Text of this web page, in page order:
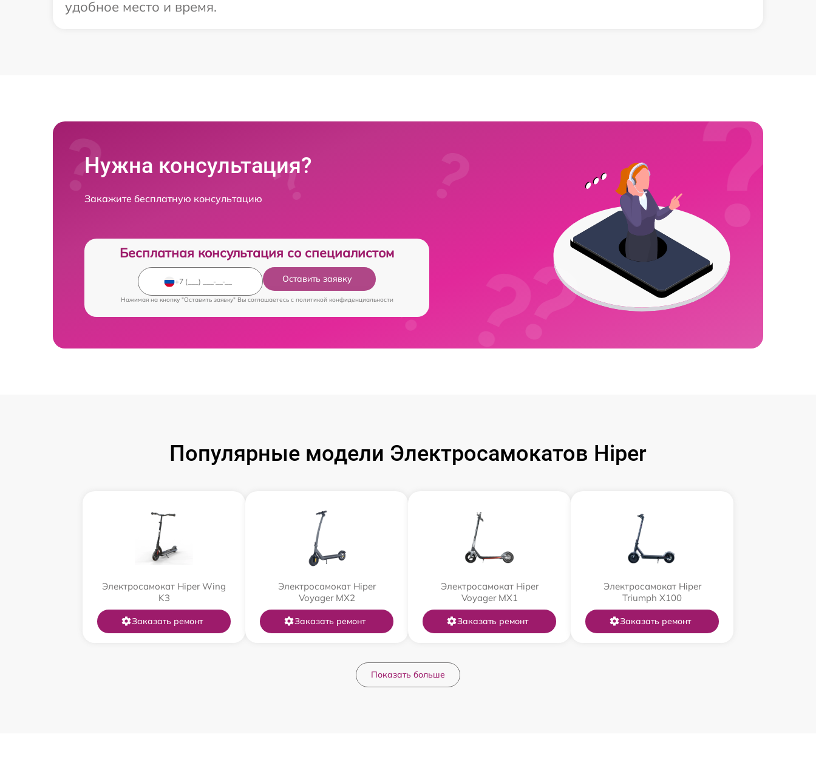
удобное место и время.
Нужна консультация?
Закажите бесплатную консультацию
Бесплатная консультация со специалистом
Оставить заявку
Нажимая на кнопку "Оставить заявку" Вы соглашаетесь c политикой конфиденциальности
Популярные модели Электросамокатов Hiper
Электросамокат Hiper Wing
K3
Заказать ремонт
Электросамокат Hiper
Voyager MX2
Заказать ремонт
Электросамокат Hiper
Voyager MX1
Заказать ремонт
Электросамокат Hiper
Triumph X100
Заказать ремонт
Показать больше